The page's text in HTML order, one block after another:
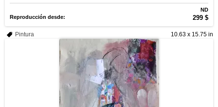
ND
Reproducción desde:
299 $
10.63 x 15.75 in
Pintura